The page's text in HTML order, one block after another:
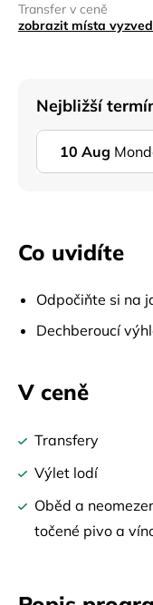
Transfer v ceně
zobrazit místa
Nejbližší
10 Aug
Co uvidíte
Odpočiňte si na
Dechberoucí
V ceně
Transfery
Výlet lodí
Oběd a
točené pivo a